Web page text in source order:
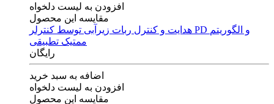
افزودن به لیست دلخواه
مقایسه این محصول
هدایت و کنترل ربات زیرآبی توسط کنترلر PD و الگوریتم
ممتیک تطبیقی
رایگان
اضافه به سبد خرید
افزودن به لیست دلخواه
مقایسه این محصول